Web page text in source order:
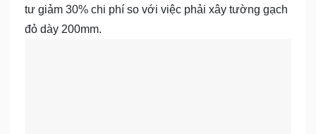
tư giảm 30% chi phí so với việc phải xây tường gạch
đỏ dày 200mm.